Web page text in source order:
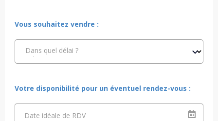
Vous souhaitez vendre :
Dans quel délai ?
Votre disponibilité pour un éventuel rendez-vous :
Date idéale de RDV